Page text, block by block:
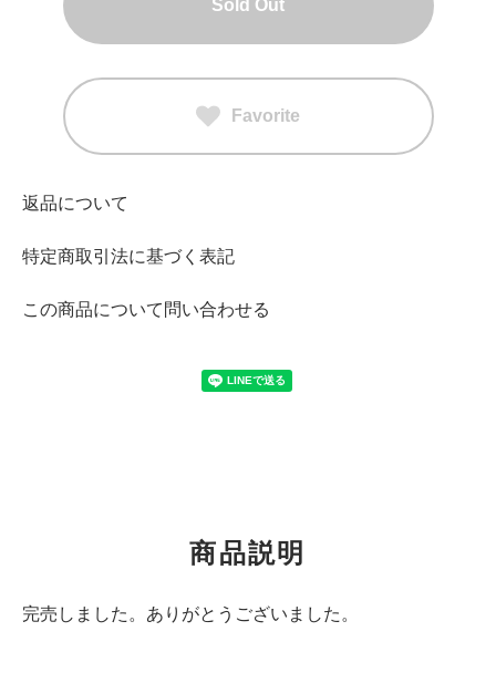
Sold Out
Favorite
返品について
特定商取引法に基づく表記
この商品について問い合わせる
商品説明
完売しました。ありがとうございました。